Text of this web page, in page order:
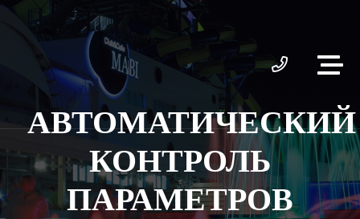
АВТОМАТИЧЕСКИЙ
КОНТРОЛЬ
ПАРАМЕТРОВ